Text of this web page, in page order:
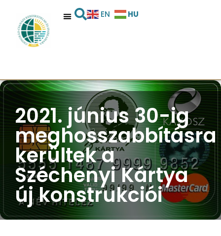
EN HU
2021. június 30-ig
meghosszabbításra
kerültek a
Széchenyi Kártya
új konstrukciói